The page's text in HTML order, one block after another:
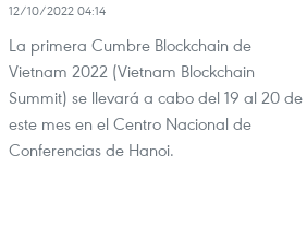
12/10/2022 04:14
La primera Cumbre Blockchain de
Vietnam 2022 (Vietnam Blockchain
Summit) se llevará a cabo del 19 al 20 de
este mes en el Centro Nacional de
Conferencias de Hanoi.